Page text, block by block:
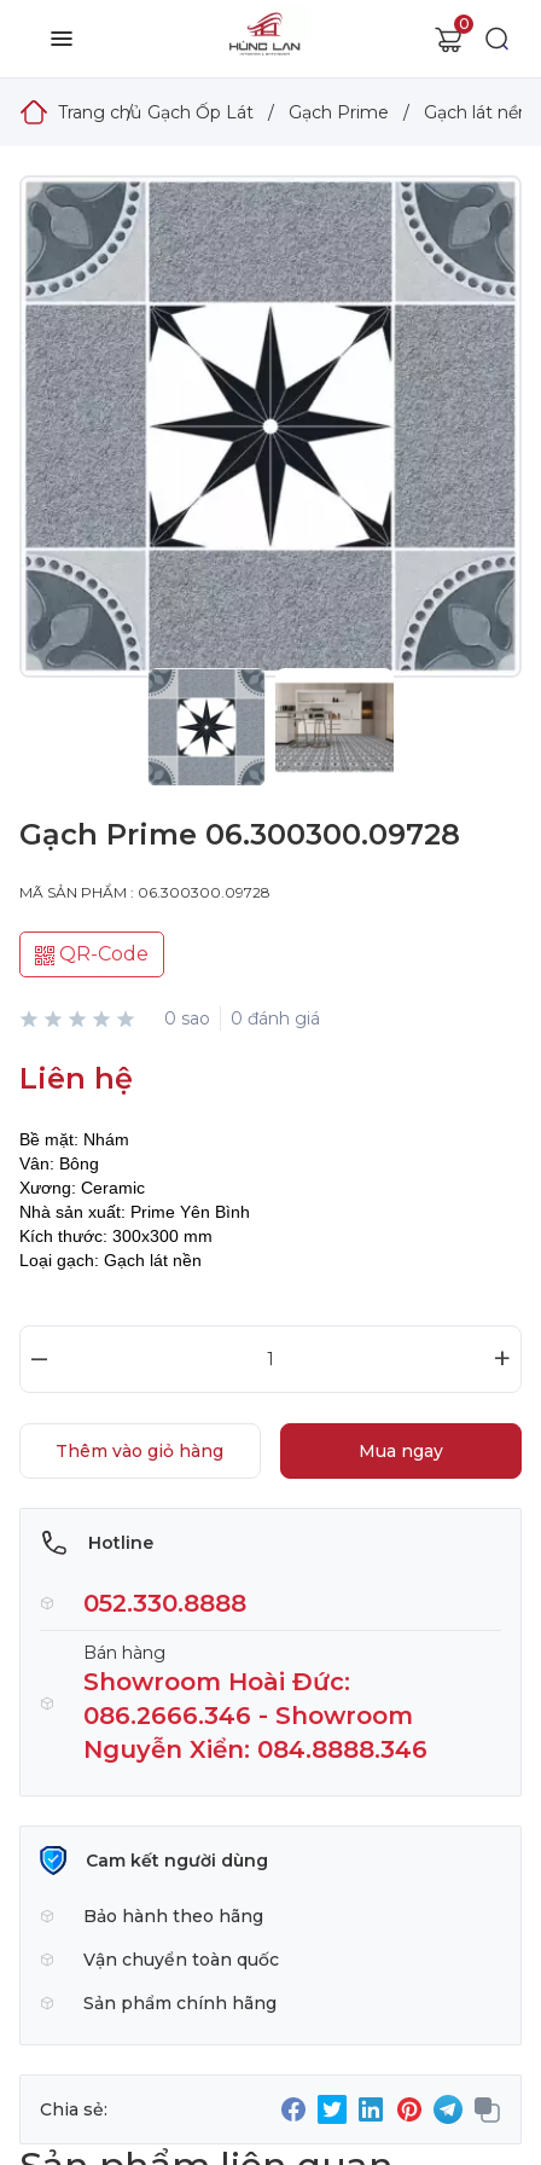
0
Trang chủ
/ Gạch Ốp Lát / Gạch Prime / Gạch lát nền
Gạch Prime 06.300300.09728
MÃ SẢN PHẨM : 06.300300.09728
QR-Code
0 sao 0 đánh giá
Liên hệ
Bề mặt: Nhám
Vân: Bông
Xương: Ceramic
Nhà sản xuất: Prime Yên Bình
Kích thước: 300x300 mm
Loại gạch: Gạch lát nền
– +
Thêm vào giỏ hàng Mua ngay
Hotline
052.330.8888
Bán hàng
Showroom Hoài Đức:
086.2666.346 - Showroom
Nguyễn Xiển: 084.8888.346
Cam kết người dùng
Bảo hành theo hãng
Vận chuyển toàn quốc
Sản phẩm chính hãng
Chia sẻ: